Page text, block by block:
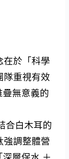
在於「科學
隊重視有效
無意義的
合白木耳的
強調整體營